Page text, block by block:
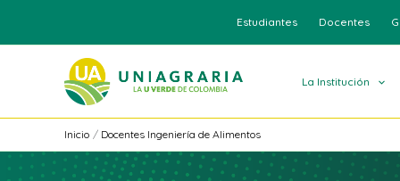
contenido
Estudiantes Docentes
La Institución
Inicio Docentes Ingeniería de Alimentos